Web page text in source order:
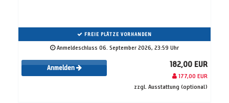
FREIE PLÄTZE VORHANDEN
Anmeldeschluss 06. September 2026, 23:59 Uhr
Anmelden 182,00 EUR
177,00 EUR
zzgl. Ausstattung (optional)